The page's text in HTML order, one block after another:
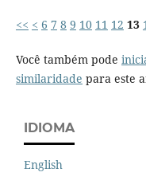
<< < 6 7 8 9 10 11 12 13
Você também pode
similaridade para este
IDIOMA
English